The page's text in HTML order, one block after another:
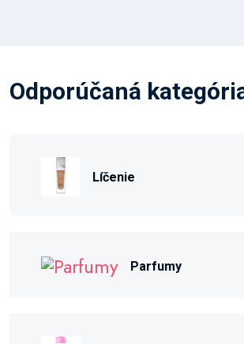
Odporúčaná
Líčenie
Parfumy